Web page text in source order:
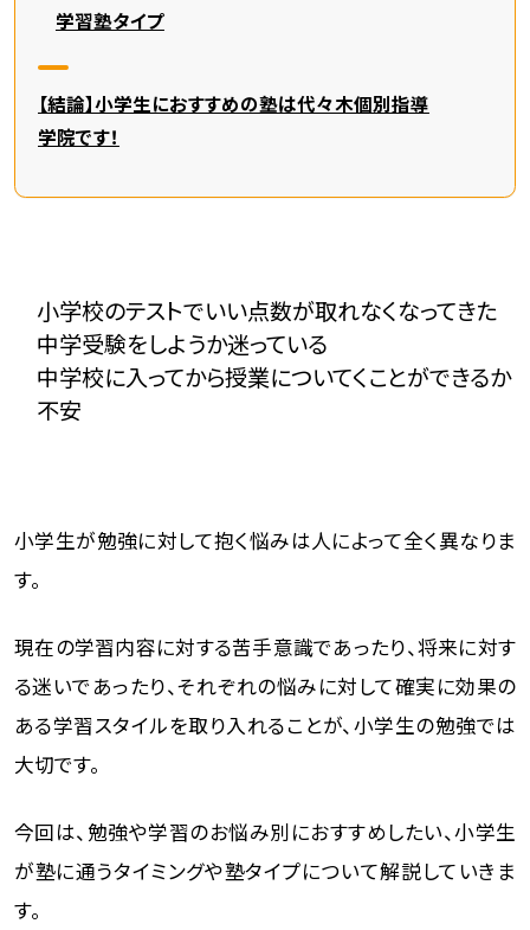
学習塾タイプ
【結論】小学生におすすめの塾は代々木個別指導
学院です！
小学校のテストでいい点数が取れなくなってきた
中学受験をしようか迷っている
中学校に入ってから授業についてくことができるか
不安
小学生が勉強に対して抱く悩みは人によって全く異なりま
す。
現在の学習内容に対する苦手意識であったり、将来に対す
る迷いであったり、それぞれの悩みに対して確実に効果の
ある学習スタイルを取り入れることが、小学生の勉強では
大切です。
今回は、勉強や学習のお悩み別におすすめしたい、小学生
が塾に通うタイミングや塾タイプについて解説していきま
す。